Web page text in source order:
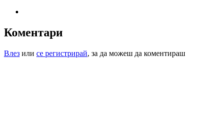
Коментари
Влез или се регистрирай, за да можеш да коментираш